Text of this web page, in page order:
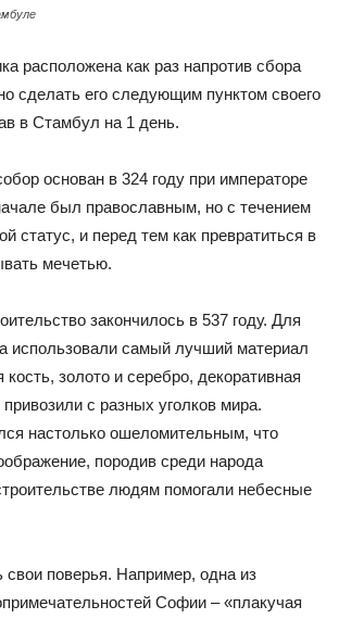
расположена как раз напротив сбора
сделать его следующим пунктом своего
в Стамбул на 1 день.
основан в 324 году при императоре
был православным, но с течением
статус, и перед тем как превратиться в
мечетью.
закончилось в 537 году. Для
использовали самый лучший материал
золото и серебро, декоративная
с разных уголков мира.
настолько ошеломительным, что
породив среди народа
людям помогали небесные
свои поверья. Например, одна из
Софии – «плакучая